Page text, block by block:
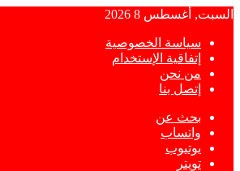
السبت, أغسطس 8 2026
سياسة الخصوصية
إتفاقية الإستخدام
من نحن
إتصل بنا
بحث عن
واتساب
يوتيوب
تويتر